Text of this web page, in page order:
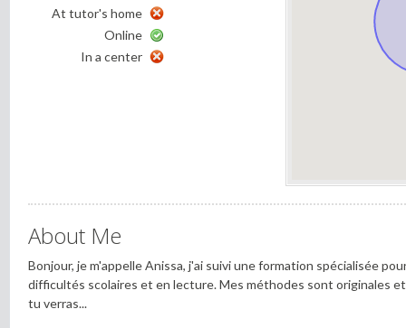
At tutor's home
Online
In a center
About Me
Bonjour, je m'appelle Anissa, j'ai suivi une formation spécialisée
difficultés scolaires et en lecture. Mes méthodes sont originales
tu verras...